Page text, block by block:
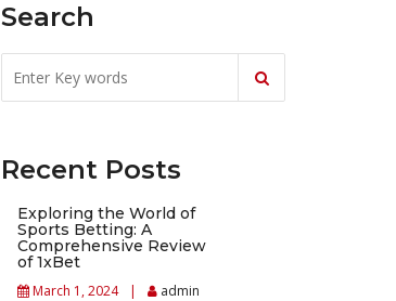
Search
Recent Posts
Exploring the World of
Sports Betting: A
Comprehensive Review
of 1xBet
March 1, 2024 admin